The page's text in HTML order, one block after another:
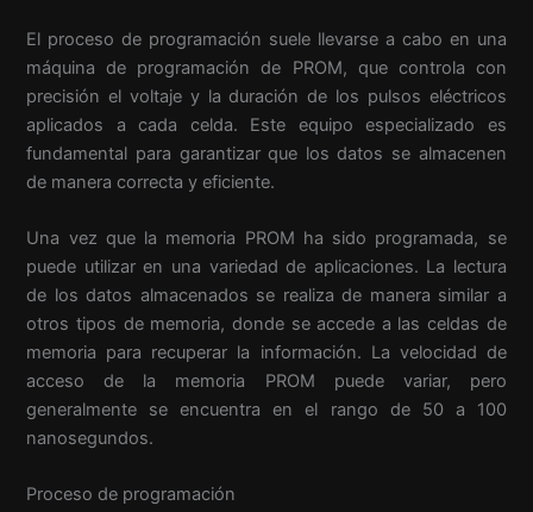
El proceso de programación suele llevarse a cabo en una
máquina de programación de PROM, que controla con
precisión el voltaje y la duración de los pulsos eléctricos
aplicados a cada celda. Este equipo especializado es
fundamental para garantizar que los datos se almacenen
de manera correcta y eficiente.
Una vez que la memoria PROM ha sido programada, se
puede utilizar en una variedad de aplicaciones. La lectura
de los datos almacenados se realiza de manera similar a
otros tipos de memoria, donde se accede a las celdas de
memoria para recuperar la información. La velocidad de
acceso de la memoria PROM puede variar, pero
generalmente se encuentra en el rango de 50 a 100
nanosegundos.
Proceso de programación